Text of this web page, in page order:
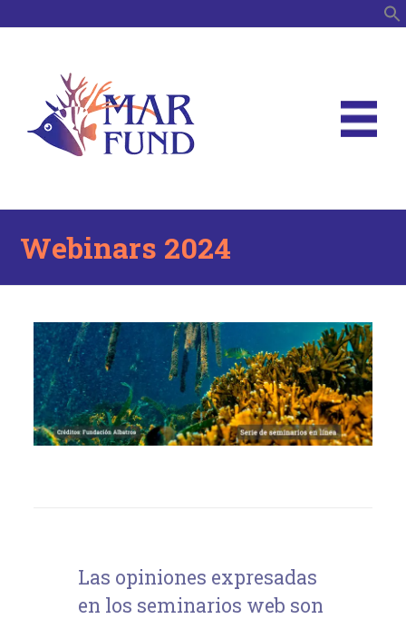
Webinars 2024
Las opiniones expresadas
en los seminarios web son